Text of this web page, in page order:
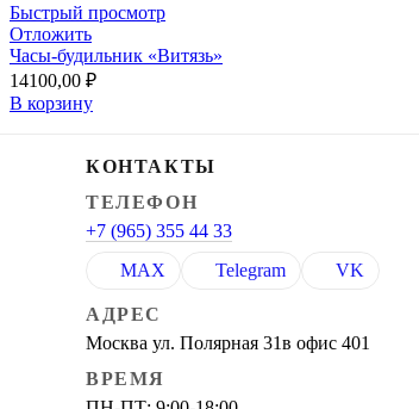
Быстрый просмотр
Отложить
Часы-будильник «Витязь»
14100,00 ₽
В корзину
КОНТАКТЫ
ТЕЛЕФОН
+7 (965) 355 44 33
MAX
Telegram VK
АДРЕС
Москва ул. Полярная 31в офис 401
ВРЕМЯ